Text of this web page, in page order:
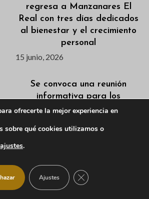
regresa a Manzanares El
Real con tres días dedicados
al bienestar y el crecimiento
personal
15 junio, 2026
Se convoca una reunión
informativa para los
Campamentos de Verano
15 junio, 2026
de pistas para uso libre del 12
al 14 de junio
ofrecerte la mejor experiencia en
sobre qué cookies utilizamos o
ajustes.
Ajustes CERRAR EL